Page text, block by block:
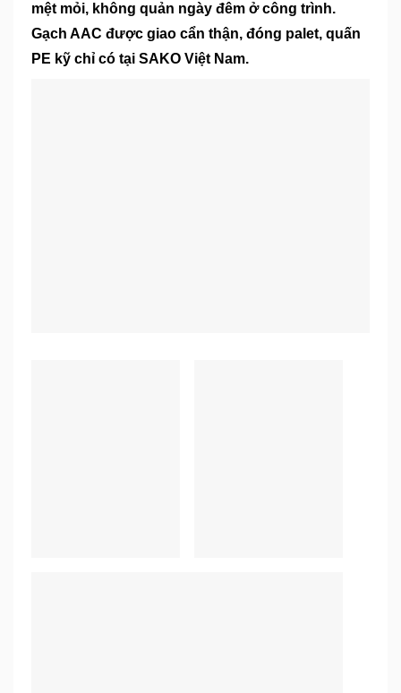
mệt mỏi, không quản ngày đêm ở công trình.
Gạch AAC được giao cẩn thận, đóng palet, quấn
PE kỹ chỉ có tại SAKO Việt Nam.